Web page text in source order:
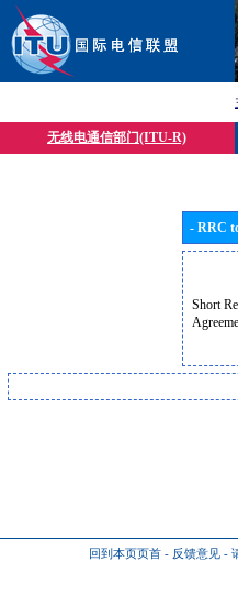
无线电通信部门(ITU-R)
- RRC
Short
回到本页页首 - 反馈意见 -